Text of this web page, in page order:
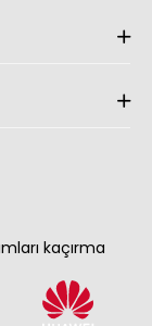
kaçırma